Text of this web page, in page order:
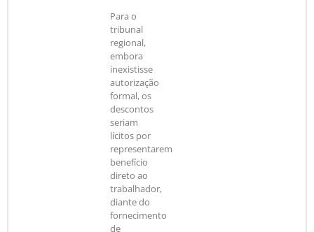
Para o
tribunal
regional,
embora
inexistisse
autorização
formal, os
descontos
seriam
lícitos por
representarem
benefício
direto ao
trabalhador,
diante do
fornecimento
de